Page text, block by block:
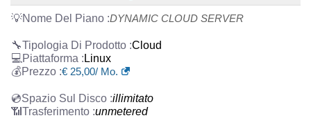
DYNAMIC CLOUD SERVER
Cloud
Linux
€ 25,00/ Mo.
illimitato
unmetered